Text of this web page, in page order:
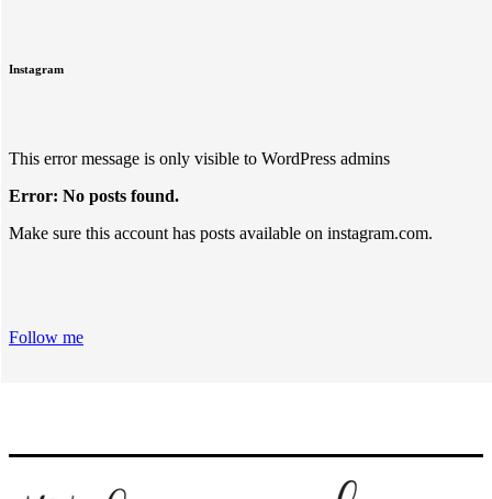
Instagram
This error message is only visible to WordPress admins
Error: No posts found.
Make sure this account has posts available on instagram.com.
Follow me